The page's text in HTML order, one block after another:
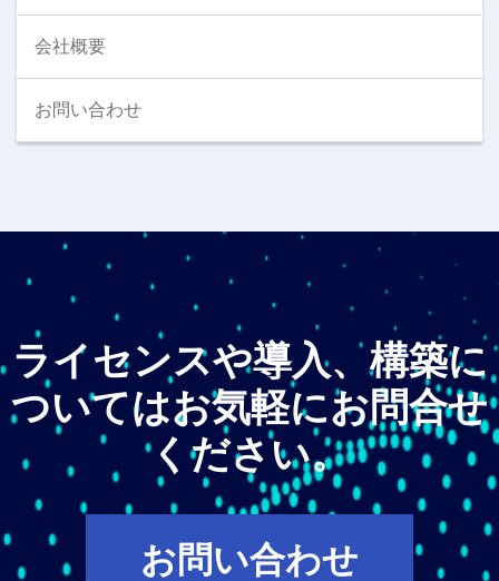
会社概要
お問い合わせ
ライセンスや導入、構築に
ついてはお気軽にお問合せ
ください。
お問い合わせ